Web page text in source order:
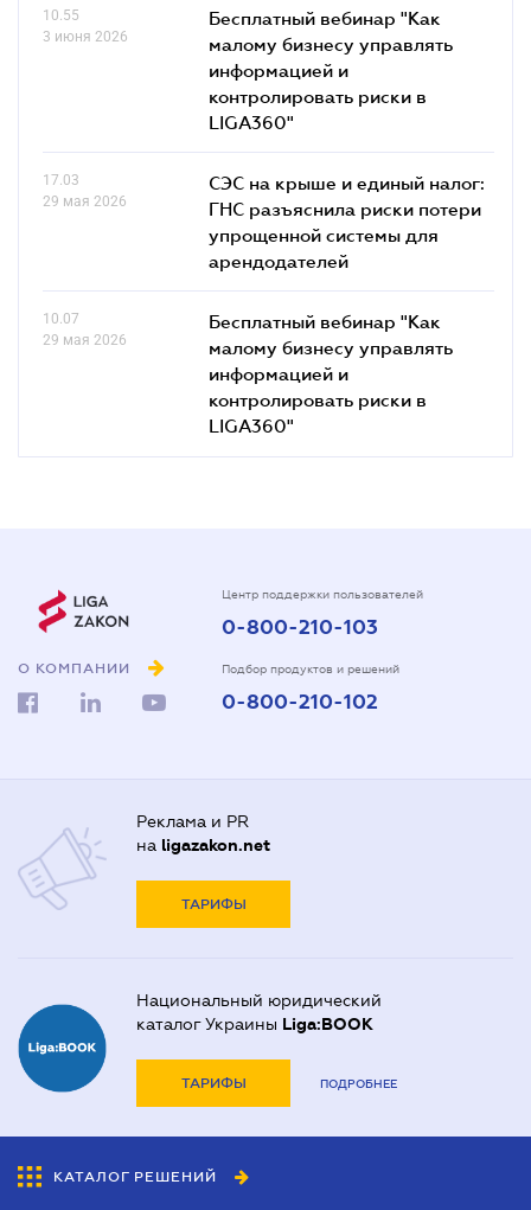
10.55
3 июня 2026
Бесплатный вебинар "Как
малому бизнесу управлять
информацией и
контролировать риски в
LIGA360"
17.03
29 мая 2026
СЭС на крыше и единый налог:
ГНС разъяснила риски потери
упрощенной системы для
арендодателей
10.07
29 мая 2026
Бесплатный вебинар "Как
малому бизнесу управлять
информацией и
контролировать риски в
LIGA360"
О КОМПАНИИ
Центр поддержки пользователей
0-800-210-103
Подбор продуктов и решений
0-800-210-102
Реклама и PR
на ligazakon.net
ТАРИФЫ
Национальный юридический
каталог Украины Liga:BOOK
ТАРИФЫ ПОДРОБНЕЕ
КАТАЛОГ РЕШЕНИЙ